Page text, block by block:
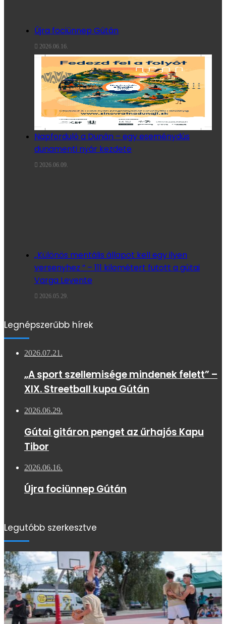
Újra fociünnep Gútán
2026.06.16.
Napforduló a Dunán – egy eseménydús
dunamenti nyár kezdete
2026.06.09.
„Különös mentális állapot kell egy ilyen
versenyhez ” – 111 kilométert futott a gútai
Varga Levente
2026.05.29.
Legnépszerűbb hírek
2026.07.21.
„A sport szellemisége mindenek felett” –
XIX. Streetball kupa Gútán
2026.06.29.
Gútai gitáron penget az űrhajós Kapu
Tibor
2026.06.16.
Újra fociünnep Gútán
Legutóbb szerkesztve